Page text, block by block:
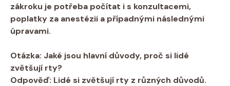
zákroku je potřeba počítat i s konzultacemi,
poplatky za anestézii a případnými následnými
úpravami.
Otázka: Jaké jsou hlavní důvody, proč si lidé
zvětšují rty?
Odpověď: Lidé si zvětšují rty z různých důvodů.